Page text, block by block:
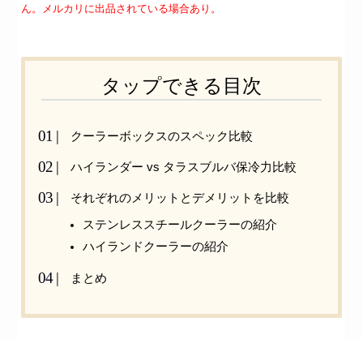
ん。メルカリに出品されている場合あり。
タップできる目次
クーラーボックスのスペック比較
ハイランダー vs タラスブルバ保冷力比較
それぞれのメリットとデメリットを比較
ステンレススチールクーラーの紹介
ハイランドクーラーの紹介
まとめ